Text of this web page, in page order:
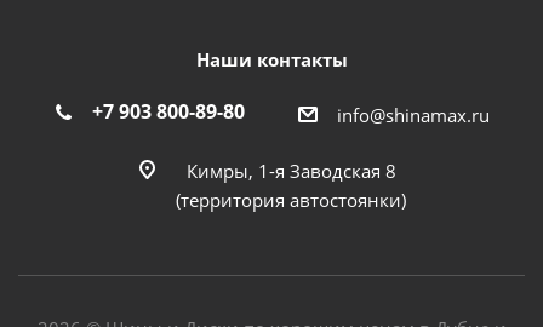
Наши контакты
+7 903 800-89-80 info@shinamax.ru
Кимры, 1-я Заводская 8
(территория автостоянки)